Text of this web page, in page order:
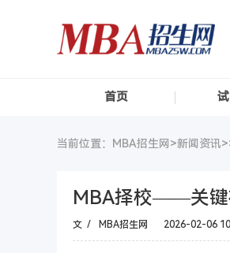
首页
当前位置：MBA招生网>新闻资讯
MBA择校——关键
文 / MBA招生网 2026-02-06